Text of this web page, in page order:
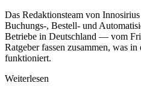
Das Redaktionsteam von
Buchungs-, Bestell- und
Betriebe in Deutschland — vom
Ratgeber fassen zusammen, was
funktioniert.
Weiterlesen